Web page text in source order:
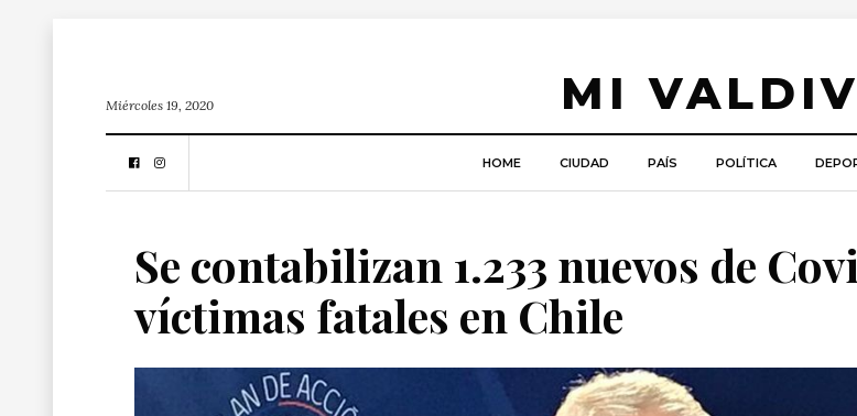
MI
Miércoles 19, 2020
HOME CIUDAD PAÍS POLÍTICA
Se contabilizan 1.233 nuevos de
víctimas fatales en Chile